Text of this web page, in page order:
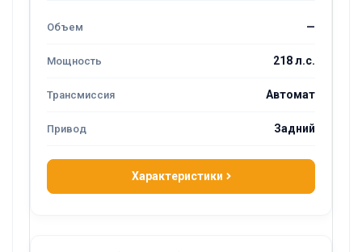
—
218 л.с.
Автомат
Задний
Характеристики